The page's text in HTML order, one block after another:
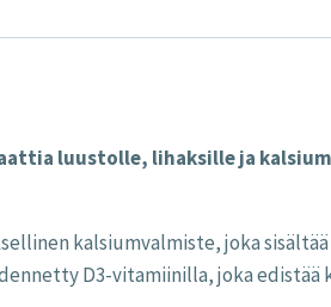
luustolle, lihaksille ja
kalsiumvalmiste, joka
D3-vitamiinilla, joka